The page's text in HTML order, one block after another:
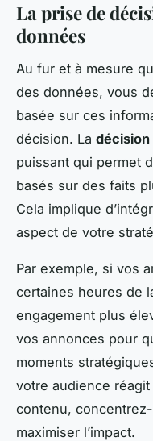
La prise de
données
Au fur et à mesure
des données, vous
basée sur ces
décision. La
puissant qui permet
basés sur des faits
Cela implique
aspect de votre
Par exemple, si vos
certaines heures de
engagement plus
vos annonces pour
moments
votre audience
contenu,
maximiser l’impact.